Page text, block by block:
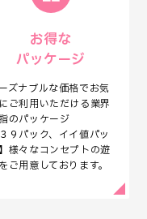
お得な
パッケージ
ズナブルな価格でお気
ご利用いただける業界
のパッケージ
３９パック、イイ値パッ
様々なコンセプトの遊
ご用意しております。